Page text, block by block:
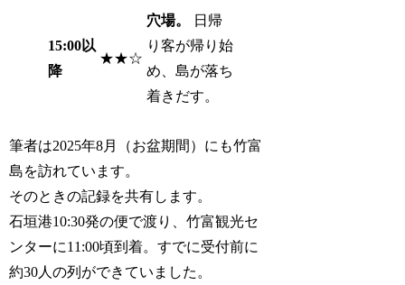
15:00以
降
★★☆
穴場。
日帰
り客が帰り始
め、島が落ち
着きだす。
筆者は2025年8月（お盆期間）にも竹富
島を訪れています。
そのときの記録を共有します。
石垣港10:30発の便で渡り、竹富観光セ
ンターに11:00頃到着。すでに受付前に
約30人の列ができていました。